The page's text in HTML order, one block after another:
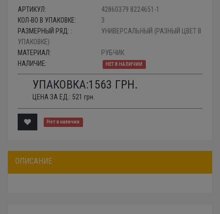
АРТИКУЛ:
42860379 8224651-1
КОЛ-ВО В УПАКОВКЕ:
3
РАЗМЕРНЫЙ РЯД: :
УНИВЕРСАЛЬНЫЙ (РАЗНЫЙ ЦВЕТ В
УПАКОВКЕ)
МАТЕРИАЛ:
РУБЧИК
НАЛИЧИЕ:
НЕТ В НАЛИЧИИ
УПАКОВКА:1563 ГРН.
ЦЕНА ЗА ЕД.: 521 грн.
Нет в наличии
ОПИСАНИЕ